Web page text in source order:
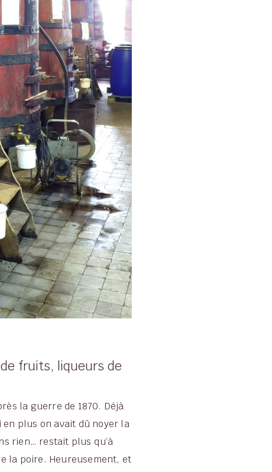
fruits, liqueurs de
la guerre de 1870. Déjà
en plus on avait dû noyer la
rien… restait plus qu’à
la poire. Heureusement, et